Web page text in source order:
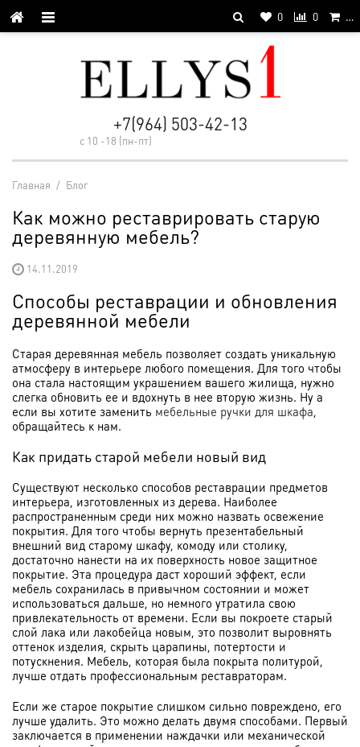
0 0 …
+7(964) 503-42-13
с 10 -18 (пн-пт)
Главная / Блог
Как можно реставрировать старую
деревянную мебель?
14.11.2019
Способы реставрации и обновления
деревянной мебели
Старая деревянная мебель позволяет создать уникальную
атмосферу в интерьере любого помещения. Для того чтобы
она стала настоящим украшением вашего жилища, нужно
слегка обновить ее и вдохнуть в нее вторую жизнь. Ну а
если вы хотите заменить мебельные ручки для шкафа,
обращайтесь к нам.
Как придать старой мебели новый вид
Существуют несколько способов реставрации предметов
интерьера, изготовленных из дерева. Наиболее
распространенным среди них можно назвать освежение
покрытия. Для того чтобы вернуть презентабельный
внешний вид старому шкафу, комоду или столику,
достаточно нанести на их поверхность новое защитное
покрытие. Эта процедура даст хороший эффект, если
мебель сохранилась в привычном состоянии и может
использоваться дальше, но немного утратила свою
привлекательность от времени. Если вы покроете старый
слой лака или лакобейца новым, это позволит выровнять
оттенок изделия, скрыть царапины, потертости и
потускнения. Мебель, которая была покрыта политурой,
лучше отдать профессиональным реставраторам.
Если же старое покрытие слишком сильно повреждено, его
лучше удалить. Это можно делать двумя способами. Первый
заключается в применении наждачки или механической